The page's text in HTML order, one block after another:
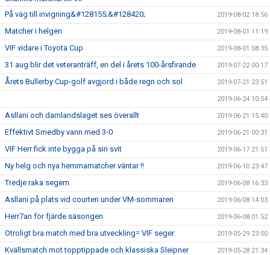
På väg till invigning&#128155;&#128420; 2019-08-02 18:56
Matcher i helgen 2019-08-01 11:19
VIF vidare i Toyota Cup 2019-08-01 08:35
31 aug blir det veteranträff, en del i årets 100-årsfirande 2019-07-22 00:17
Årets Bullerby Cup-golf avgjord i både regn och sol 2019-07-21 23:51
2019-06-24 10:54
Asllani och damlandslaget ses överallt 2019-06-21 15:40
Effektivt Smedby vann med 3-0 2019-06-21 00:31
VIF Herr fick inte bygga på sin svit 2019-06-17 21:51
Ny helg och nya hemmamatcher väntar !! 2019-06-10 23:47
Tredje raka segern 2019-06-08 16:33
Asllani på plats vid courten under VM-sommaren 2019-06-08 14:03
Herr7an för fjärde säsongen 2019-06-08 01:52
Otroligt bra match med bra utveckling= VIF seger 2019-05-29 23:50
Kvällsmatch mot topptippade och klassiska Sleipner 2019-05-28 21:34